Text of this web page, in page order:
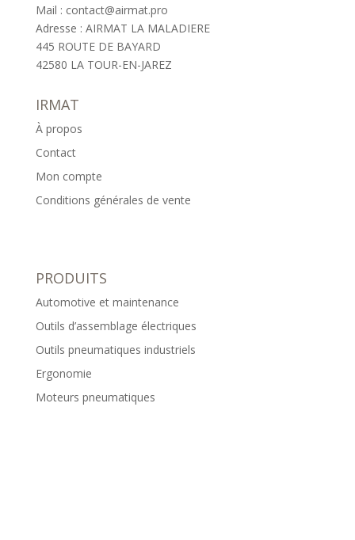
Mail : contact@airmat.pro
Adresse : AIRMAT LA MALADIERE
445 ROUTE DE BAYARD
42580 LA TOUR-EN-JAREZ
IRMAT
À propos
Contact
Mon compte
Conditions générales de vente
PRODUITS
Automotive et maintenance
Outils d’assemblage électriques
Outils pneumatiques industriels
Ergonomie
Moteurs pneumatiques